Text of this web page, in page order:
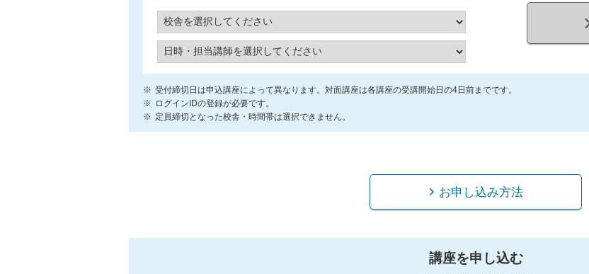
受付締切日は申込講座によって異なります。対面講座は各講座の受講開始日の4日前までです。
ログインIDの登録が必要です。
定員締切となった校舎・時間帯は選択できません。
お申し込み方法
講座を申し込む